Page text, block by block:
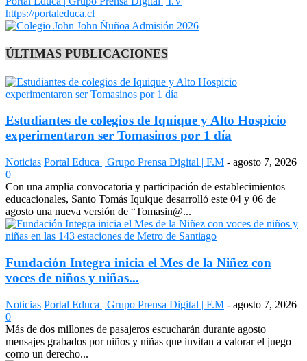
https://portaleduca.cl
ÚLTIMAS PUBLICACIONES
Estudiantes de colegios de Iquique y Alto Hospicio
experimentaron ser Tomasinos por 1 día
Noticias Portal Educa | Grupo Prensa Digital | F.M - agosto 7, 2026
0
Con una amplia convocatoria y participación de establecimientos
educacionales, Santo Tomás Iquique desarrolló este 04 y 06 de
agosto una nueva versión de “Tomasin@...
Fundación Integra inicia el Mes de la Niñez con
voces de niños y niñas...
Noticias Portal Educa | Grupo Prensa Digital | F.M - agosto 7, 2026
0
Más de dos millones de pasajeros escucharán durante agosto
mensajes grabados por niños y niñas que invitan a valorar el juego
como un derecho...